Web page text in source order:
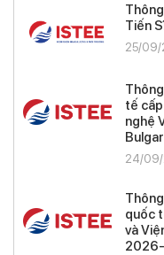
Tiến
25/09/
tế cấp
nghệ
24/
quốc
và